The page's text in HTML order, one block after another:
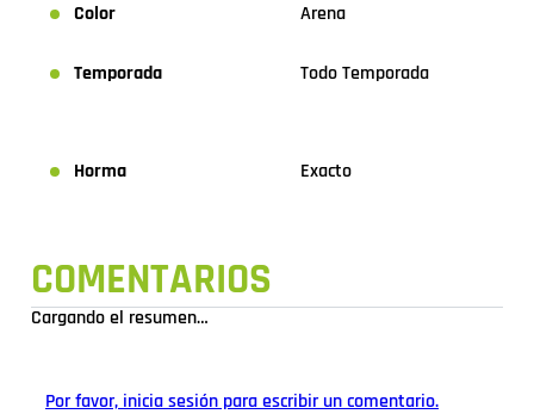
Color Arena
Temporada Todo Temporada
Horma Exacto
COMENTARIOS
Cargando el resumen…
Por favor, inicia sesión para escribir un comentario.